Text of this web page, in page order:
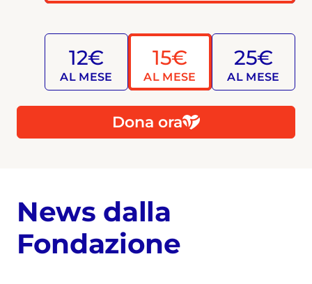
12€
AL MESE
15€
AL MESE
25€
AL MESE
Dona ora
News dalla
Fondazione